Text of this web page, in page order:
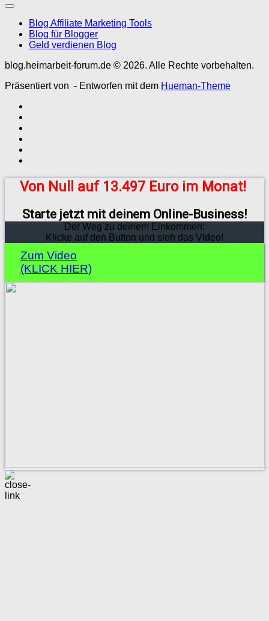
Blog Affiliate Marketing Tools
Blog für Blogger
Geld verdienen Blog
blog.heimarbeit-forum.de © 2026. Alle Rechte vorbehalten.
Präsentiert von - Entworfen mit dem Hueman-Theme
Von Null auf 13.497 Euro im Monat!
Starte jetzt mit deinem Online-Business!
Der Weg zu deinem Einkommen:
Klicke auf den Button und sieh das Video!
Zum Video
(KLICK HIER)